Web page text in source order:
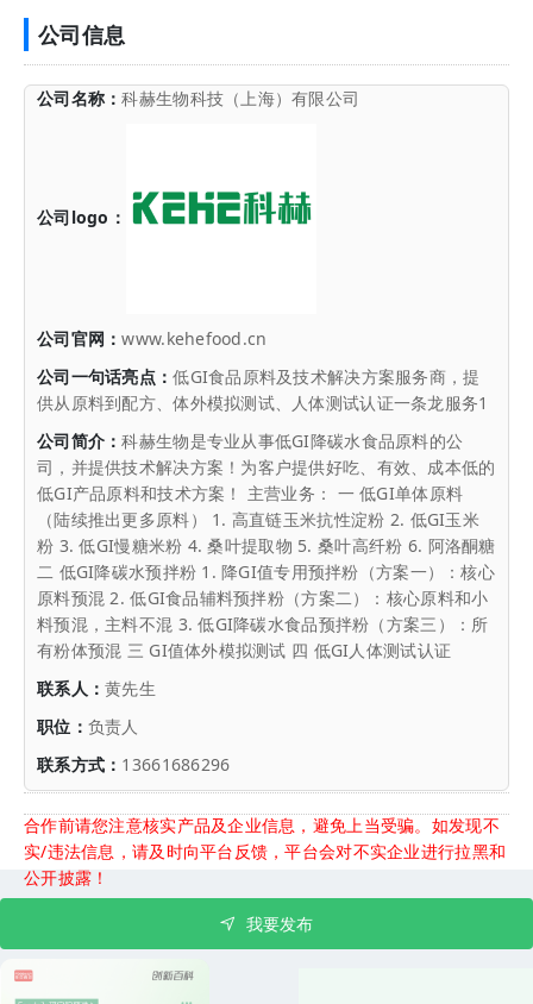
公司信息
公司名称：科赫生物科技（上海）有限公司
公司logo：
公司官网：www.kehefood.cn
公司一句话亮点：低GI食品原料及技术解决方案服务商，提
供从原料到配方、体外模拟测试、人体测试认证一条龙服务1
公司简介：科赫生物是专业从事低GI降碳水食品原料的公
司，并提供技术解决方案！为客户提供好吃、有效、成本低的
低GI产品原料和技术方案！ 主营业务： 一 低GI单体原料
（陆续推出更多原料） 1. 高直链玉米抗性淀粉 2. 低GI玉米
粉 3. 低GI慢糖米粉 4. 桑叶提取物 5. 桑叶高纤粉 6. 阿洛酮糖
二 低GI降碳水预拌粉 1. 降GI值专用预拌粉（方案一）：核心
原料预混 2. 低GI食品辅料预拌粉（方案二）：核心原料和小
料预混，主料不混 3. 低GI降碳水食品预拌粉（方案三）：所
有粉体预混 三 GI值体外模拟测试 四 低GI人体测试认证
联系人：黄先生
职位： 负责人
联系方式： 13661686296
合作前请您注意核实产品及企业信息，避免上当受骗。如发现不
实/违法信息，请及时向平台反馈，平台会对不实企业进行拉黑和
公开披露！
我要发布